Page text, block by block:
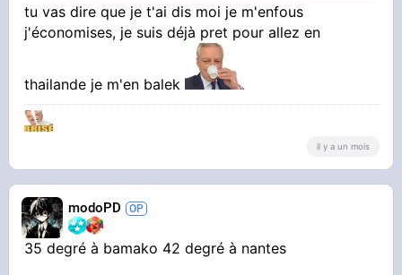
tu vas dire que je t'ai dis moi je m'enfous
j'économises, je suis déjà pret pour allez en
thailande je m'en balek
il y a un mois
modoPD
35 degré à bamako 42 degré à nantes